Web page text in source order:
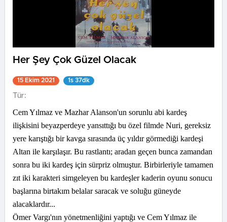
Her Şey Çok Güzel Olacak
15 Ekim 2021 1s 37dk
Tür:
Cem Yılmaz ve Mazhar Alanson'un sorunlu abi kardeş
ilişkisini beyazperdeye yansıttığı bu özel filmde Nuri, gereksiz
yere karıştığı bir kavga sırasında üç yıldır görmediği kardeşi
Altan ile karşılaşır. Bu rastlantı; aradan geçen bunca zamandan
sonra bu iki kardeş için sürpriz olmuştur. Birbirleriyle tamamen
zıt iki karakteri simgeleyen bu kardeşler kaderin oyunu sonucu
başlarına birtakım belalar saracak ve soluğu güneyde
alacaklardır...
Ömer Vargı'nın yönetmenliğini yaptığı ve Cem Yılmaz ile